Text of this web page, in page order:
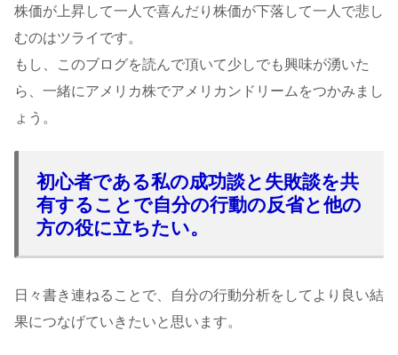
株価が上昇して一人で喜んだり株価が下落して一人で悲し
むのはツライです。
もし、このブログを読んで頂いて少しでも興味が湧いた
ら、一緒にアメリカ株でアメリカンドリームをつかみまし
ょう。
初心者である私の成功談と失敗談を共
有することで自分の行動の反省と他の
方の役に立ちたい。
日々書き連ねることで、自分の行動分析をしてより良い結
果につなげていきたいと思います。